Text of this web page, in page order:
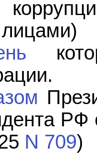
N 709)